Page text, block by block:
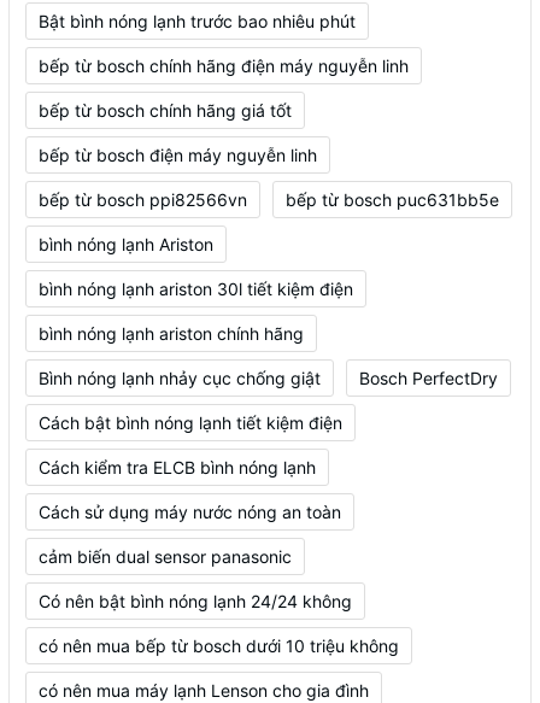
Bật bình nóng lạnh trước bao nhiêu phút
bếp từ bosch chính hãng điện máy nguyễn linh
bếp từ bosch chính hãng giá tốt
bếp từ bosch điện máy nguyễn linh
bếp từ bosch ppi82566vn bếp từ bosch puc631bb5e
bình nóng lạnh Ariston
bình nóng lạnh ariston 30l tiết kiệm điện
bình nóng lạnh ariston chính hãng
Bình nóng lạnh nhảy cục chống giật Bosch PerfectDry
Cách bật bình nóng lạnh tiết kiệm điện
Cách kiểm tra ELCB bình nóng lạnh
Cách sử dụng máy nước nóng an toàn
cảm biến dual sensor panasonic
Có nên bật bình nóng lạnh 24/24 không
có nên mua bếp từ bosch dưới 10 triệu không
có nên mua máy lạnh Lenson cho gia đình